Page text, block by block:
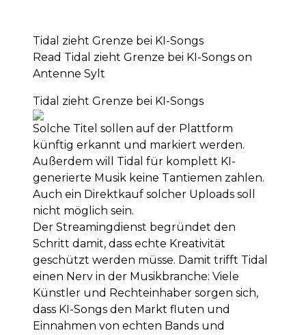
Tidal zieht Grenze bei KI-Songs
Read Tidal zieht Grenze bei KI-Songs on
Antenne Sylt
Tidal zieht Grenze bei KI-Songs
Solche Titel sollen auf der Plattform
künftig erkannt und markiert werden.
Außerdem will Tidal für komplett KI-
generierte Musik keine Tantiemen zahlen.
Auch ein Direktkauf solcher Uploads soll
nicht möglich sein.
Der Streamingdienst begründet den
Schritt damit, dass echte Kreativität
geschützt werden müsse. Damit trifft Tidal
einen Nerv in der Musikbranche: Viele
Künstler und Rechteinhaber sorgen sich,
dass KI-Songs den Markt fluten und
Einnahmen von echten Bands und